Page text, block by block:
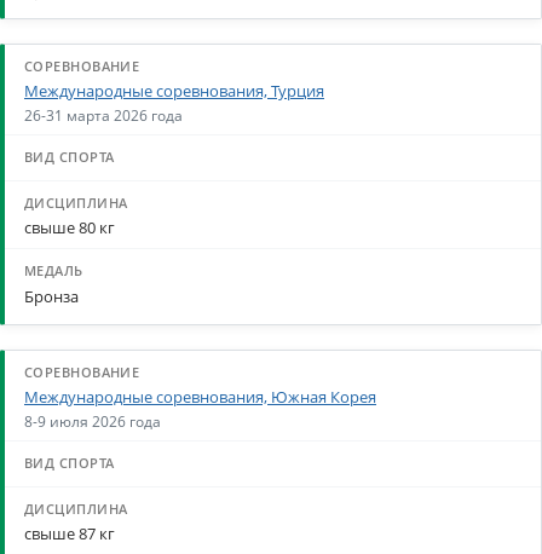
Международные соревнования, Турция
26-31 марта 2026 года
свыше 80 кг
Бронза
Международные соревнования, Южная Корея
8-9 июля 2026 года
свыше 87 кг